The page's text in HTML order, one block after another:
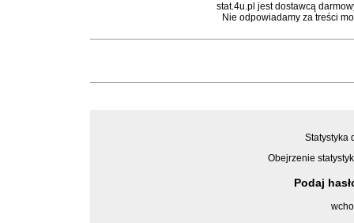
stat.4u.pl jest dostawcą
Nie odpowiadamy za treści
Statystyka
Obejrzenie
Podaj